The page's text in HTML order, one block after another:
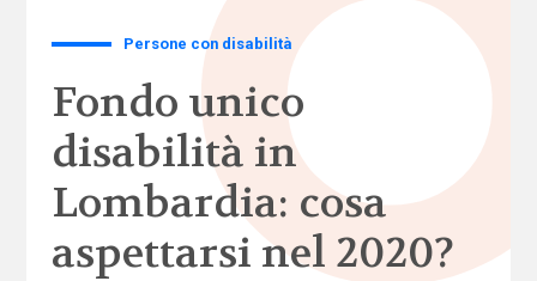
Persone con disabilità
Fondo unico
disabilità in
Lombardia: cosa
aspettarsi nel 2020?